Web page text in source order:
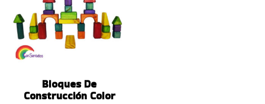
Bloques De
Construcción Color